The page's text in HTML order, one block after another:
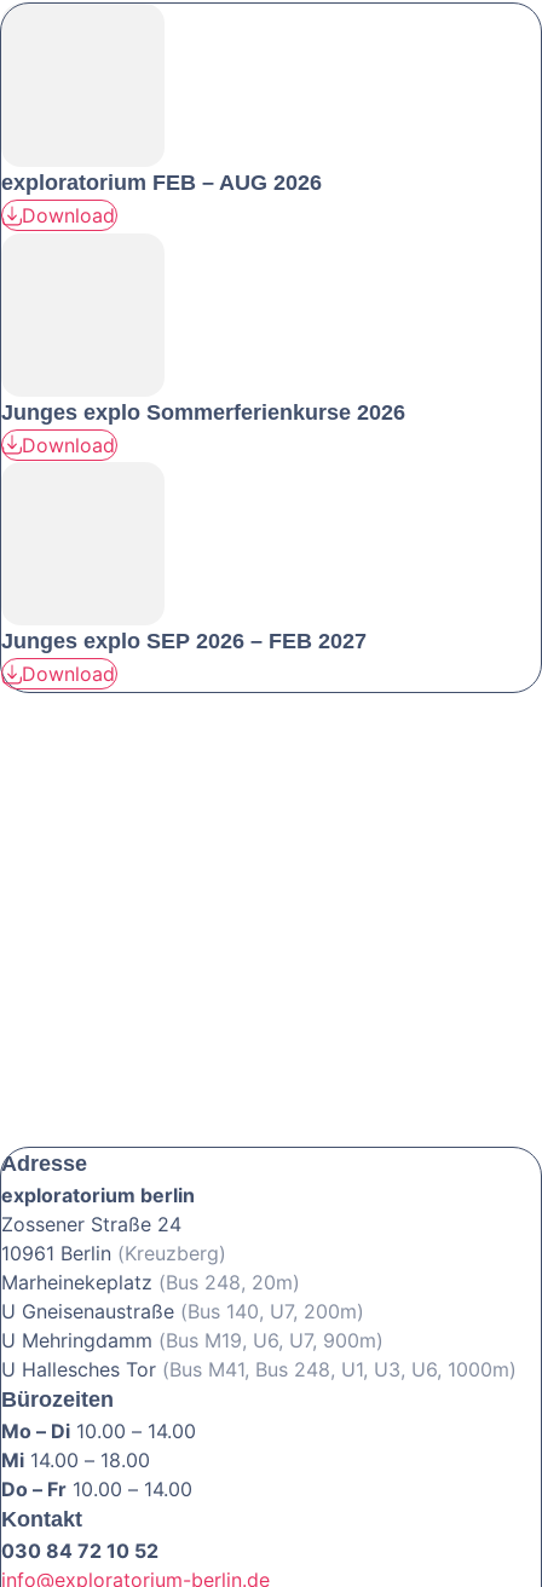
exploratorium FEB – AUG 2026
Download
Junges explo Sommerferienkurse 2026
Download
Junges explo SEP 2026 – FEB 2027
Download
Adresse
exploratorium berlin
Zossener Straße 24
10961 Berlin (Kreuzberg)
Marheinekeplatz (Bus 248, 20m)
U Gneisenaustraße (Bus 140, U7, 200m)
U Mehringdamm (Bus M19, U6, U7, 900m)
U Hallesches Tor (Bus M41, Bus 248, U1, U3, U6, 1000m)
Bürozeiten
Mo – Di 10.00 – 14.00
Mi 14.00 – 18.00
Do – Fr 10.00 – 14.00
Kontakt
030 84 72 10 52
info@exploratorium-berlin.de